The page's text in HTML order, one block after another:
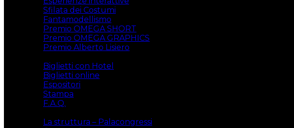
Sfilata dei Costumi
Fantamodellismo
Premio OMEGA SHORT
Premio OMEGA GRAPHICS
Premio Alberto Lisiero
Biglietti con Hotel
Biglietti online
Espositori
Stampa
F.A.Q.
La struttura – Palacongressi